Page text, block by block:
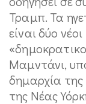
Τραμπ. Τα
είναι δύο
Μαμντάνι,
δημαρχία της
της Νέας